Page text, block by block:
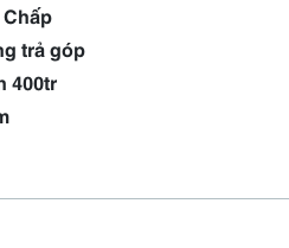
trả góp
400tr